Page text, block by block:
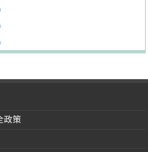
政策